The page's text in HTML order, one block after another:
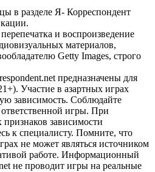
в разделе Я- Корреспондент
и воспроизведение
материалов,
Getty Images, строго
предназначены для
Участие в азартных играх
зависимость. Соблюдайте
игры. При
зависимости
к специалисту. Помните, что
не может являться источником
работе. Информационный
не проводит игры на реальные